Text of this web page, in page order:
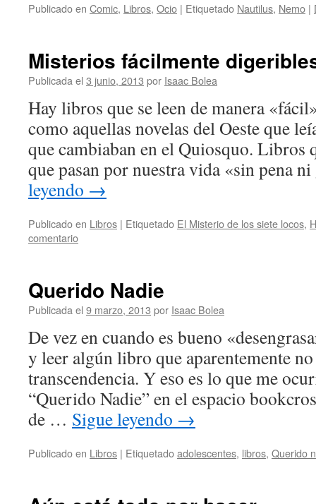
Publicado en Comic, Libros, Ocio | Etiquetado Nautilus, Nemo |
Misterios fácilmente
Publicada el 3 junio, 2013 por Isaac Bolea
Hay libros que se leen de manera
como aquellas novelas del Oeste que
que cambiaban en el Quiosquo. Libros
que pasan por nuestra vida «sin pena
leyendo →
Publicado en Libros | Etiquetado El Misterio de los siete locos,
comentario
Querido Nadie
Publicada el 9 marzo, 2013 por Isaac Bolea
De vez en cuando es bueno
y leer algún libro que aparentemente
transcendencia. Y eso es lo que me
“Querido Nadie” en el espacio
de … Sigue leyendo →
Publicado en Libros | Etiquetadoadolescentes, libros, Querido